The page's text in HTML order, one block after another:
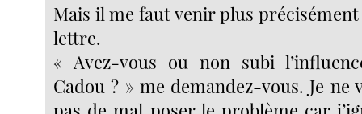
Mais il me faut venir plus précisément
lettre.
« Avez-vous ou non subi
Cadou ? » me demandez-vous. Je ne